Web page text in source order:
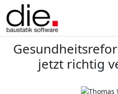
jetzt richtig